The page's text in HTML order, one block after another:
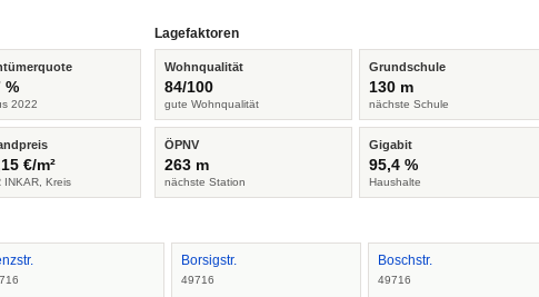
%
2022
€/m²
INKAR, Kreis
Lagefaktoren
Wohnqualität
84/100
gute Wohnqualität
Grundschule
130 m
nächste Schule
ÖPNV
263 m
nächste Station
Gigabit
95,4 %
Haushalte
Borsigstr.
49716
Boschstr.
49716